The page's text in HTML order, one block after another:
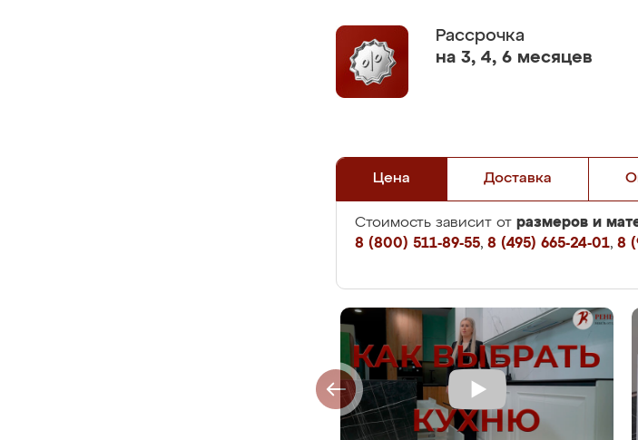
Рассрочка
на 3, 4, 6 месяцев
Цена Доставка
Стоимость зависит от размеров и
8 (800) 511-89-55, 8 (495) 665-24-01, 8